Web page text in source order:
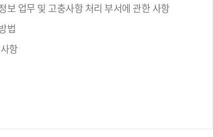
업무 및 고충사항 처리 부서에 관한 사항
법
항